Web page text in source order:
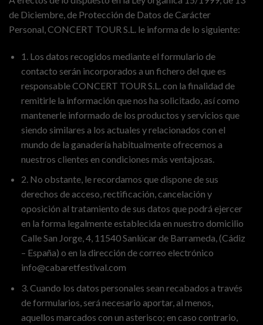
de Diciembre, de Protección de Datos de Carácter
Personal, CONCERT TOUR S.L. le informa de lo siguiente:
1. Los datos recogidos mediante el formulario de
contacto serán incorporados a un fichero del que es
responsable CONCERT TOUR S.L. con la finalidad de
remitirle la información que nos ha solicitado, así como
mantenerle informado de los productos y servicios que
siendo similares a los actuales y relacionados con el
mundo de la ganadería habitualmente ofrecemos a
nuestros clientes en condiciones más ventajosas.
2. No obstante, le recordamos que dispone de sus
derechos de acceso, rectificación, cancelación y
oposición al tratamiento de sus datos que podrá ejercer
en la forma legalmente establecida en nuestro domicilio
Calle San Jorge, 4, 11540 Sanlúcar de Barrameda, (Cádiz
– España) o en la dirección de correo electrónico
info@cabaretfestival.com
3. Cuando los datos personales sean recabados a través
de formularios, será necesario aportar, al menos,
aquellos marcados con un asterisco; en caso contrario,